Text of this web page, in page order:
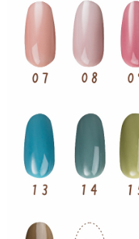
「AFTEE先享後付」，若未經
任。
４．使用「AFTEE先享後付」
時審查核予不同之上限額度；
請求用戶進行身份認證。
５．嚴禁一人註冊多個帳號或
恩沛科技股份有限公司將有權
每筆NT$120，滿NT$499(